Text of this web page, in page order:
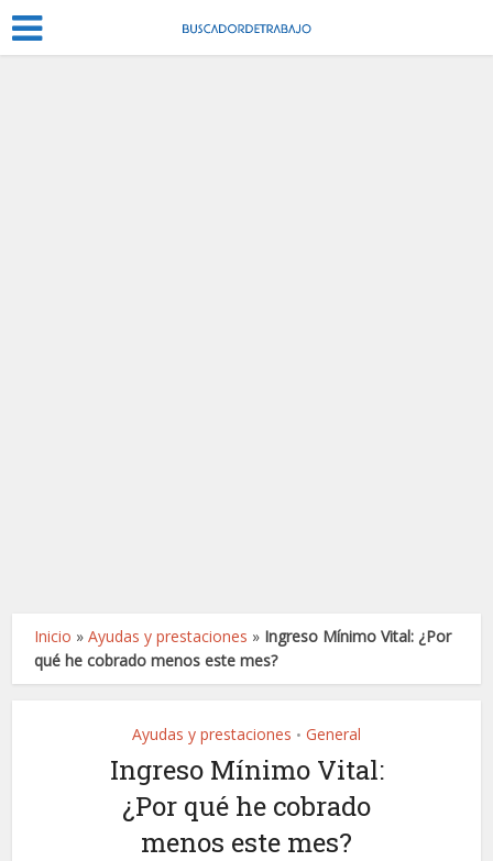
Inicio »Ayudas y prestaciones » Ingreso Mínimo Vital: ¿Por
qué he cobrado menos este mes?
Ayudas y prestaciones • General
Ingreso Mínimo Vital:
¿Por qué he cobrado
menos este mes?